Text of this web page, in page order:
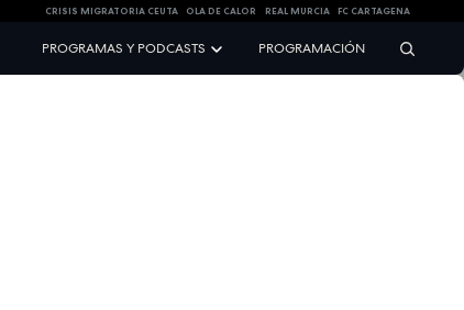
CRISIS MIGRATORIA CEUTA OLA DE CALOR REAL MURCIA FC CARTAGENA
PROGRAMAS Y PODCASTS PROGRAMACIÓN